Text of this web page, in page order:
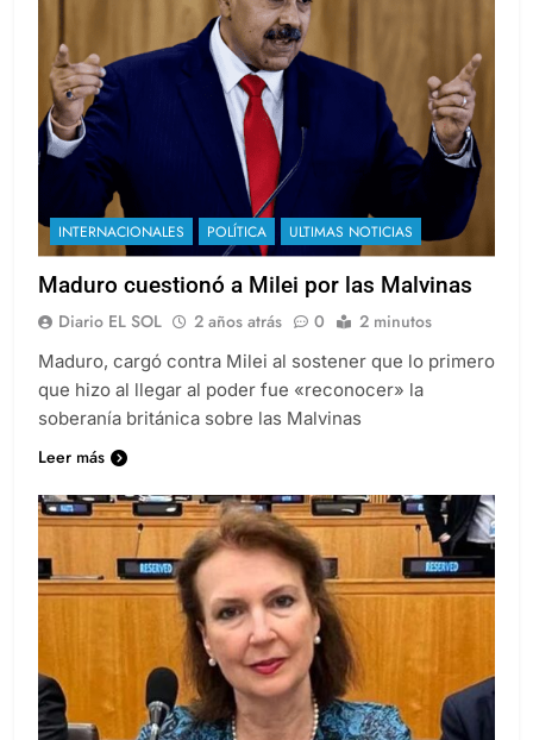
INTERNACIONALES POLÍTICA ULTIMAS NOTICIAS
Maduro cuestionó a Milei por las Malvinas
Diario EL SOL 2 años atrás 0 2 minutos
Maduro, cargó contra Milei al sostener que lo primero
que hizo al llegar al poder fue «reconocer» la
soberanía británica sobre las Malvinas
Leer más